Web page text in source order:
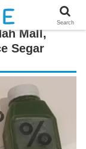
Mall,
Segar
Search